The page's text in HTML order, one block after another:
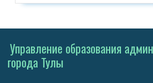
Управление образования
города Тулы